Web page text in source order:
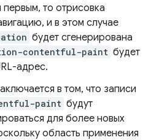
то отрисовка
и в этом случае
будет сгенерирована
contentful-paint будет
адрес.
в том, что записи
paint будут
для более новых
область применения